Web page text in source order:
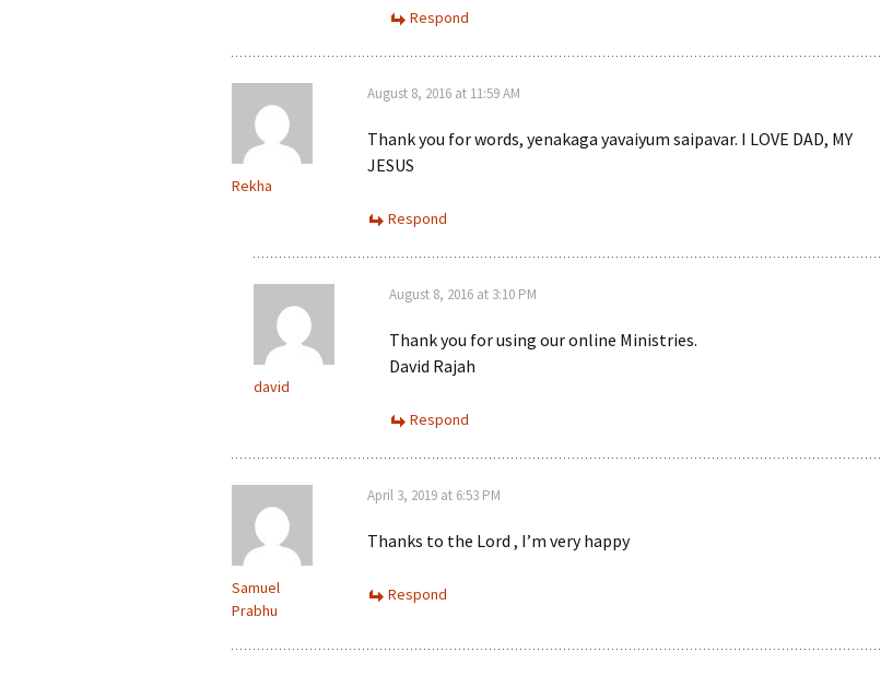
Respond
Rekha
August 8, 2016 at 11:59 AM
Thank you for words, yenakaga yavaiyum saipavar. I LOVE DAD, MY
JESUS
Respond
david
August 8, 2016 at 3:10 PM
Thank you for using our online Ministries.
David Rajah
Respond
Samuel
Prabhu
April 3, 2019 at 6:53 PM
Thanks to the Lord , I’m very happy
Respond